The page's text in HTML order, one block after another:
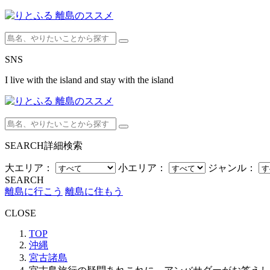
SNS
I live with the island and stay with the island
SEARCH詳細検索
大エリア： 小エリア： ジャンル：
SEARCH
離島に行こう 離島に住もう
CLOSE
TOP
沖縄
宮古諸島